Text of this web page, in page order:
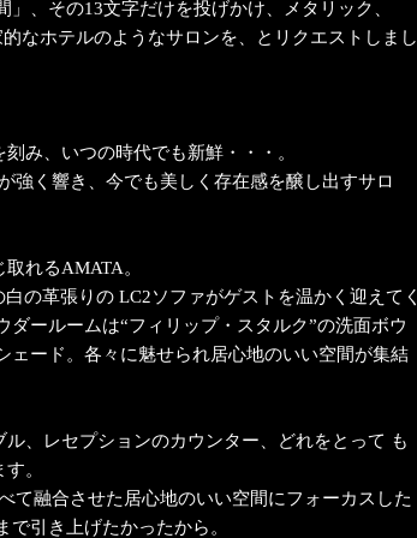
、その13文字だけを投げかけ、メタリック、
なホテルのようなサロンを、とリクエストしまし
み、いつの時代でも新鮮・・・。
強く響き、今でも美しく存在感を醸し出すサロ
れるAMATA。
の革張りの LC2ソファがゲストを温かく迎えてく
ールームは“フィリップ・スタルク”の洗面ボウ
ェード。各々に魅せられ居心地のいい空間が集結
、レセプションのカウンター、どれをとって も
。
て融合させた居心地のいい空間にフォーカスした
引き上げたかったから。